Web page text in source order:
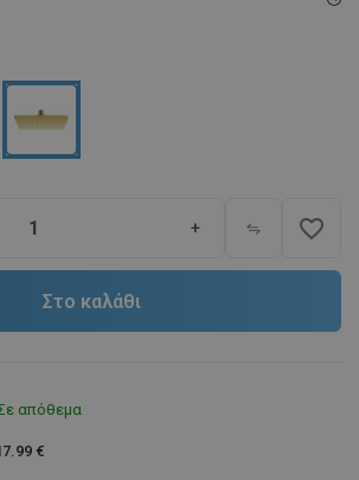
+ favorite_border
Στο καλάθι
απόθεμα
€